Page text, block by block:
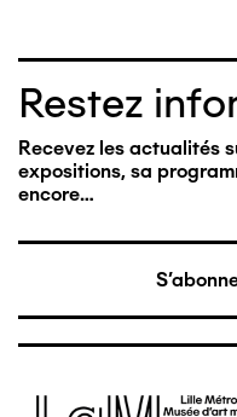
Restez
Recevez les actualités
expositions, sa
encore…
Image